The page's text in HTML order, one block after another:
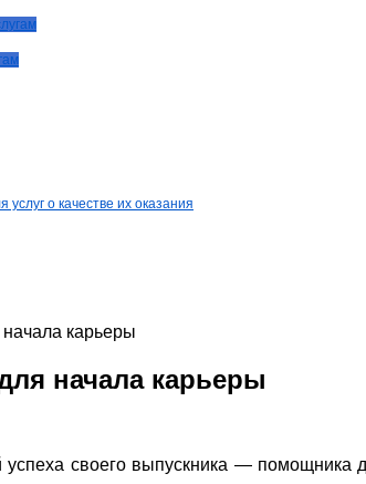
о качестве их оказания
карьеры
начала карьеры
своего выпускника —